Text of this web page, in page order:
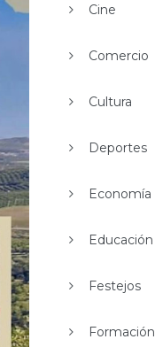
Cine
Comercio
Cultura
Deportes
Economía
Educación
Festejos
Formación